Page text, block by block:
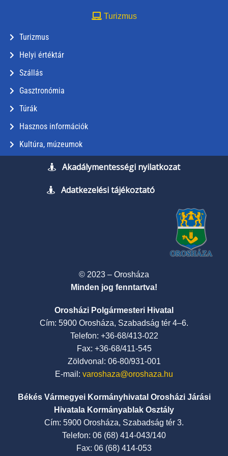
Turizmus
Turizmus
Helyi értéktár
Szállás
Gasztronómia
Túrák
Hasznos információk
Kultúra, múzeumok
Akadálymentességi nyilatkozat
Adatkezelési tájékoztató
© 2023 – Orosháza
Minden jog fenntartva!
Orosházi Polgármesteri Hivatal
Cím: 5900 Orosháza, Szabadság tér 4–6.
Telefon: +36-68/413-022
Fax: +36-68/411-545
Zöldvonal: 06-80/931-001
E-mail: varoshaza@oroshaza.hu
Békés Vármegyei Kormányhivatal Orosházi Járási
Hivatala Kormányablak Osztály
Cím: 5900 Orosháza, Szabadság tér 3.
Telefon: 06 (68) 414-043/140
Fax: 06 (68) 414-053